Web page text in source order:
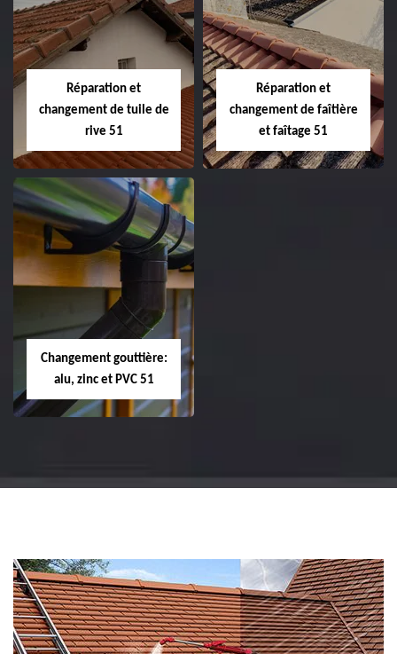
Peinture sur tuile
et toiture 51
Marne
Changement de
toiture 51
Réparation et
changement de tuile de
rive 51
Réparation et
changement de
tuile de rive 51
Réparation et
changement de faîtière
et faîtage 51
Changement gouttière:
alu, zinc et PVC 51
et PVC 51